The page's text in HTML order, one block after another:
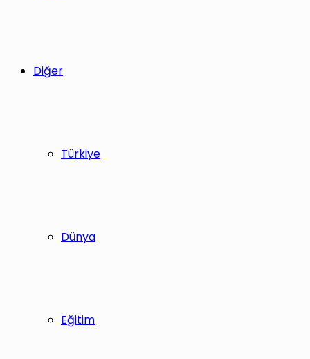
Diğer
Türkiye
Dünya
Eğitim